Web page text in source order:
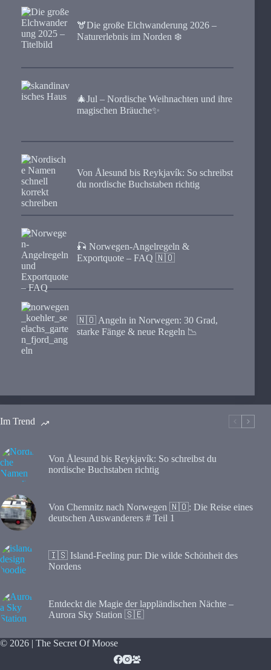
🫎​Die große Elchwanderung 2026 –
Naturerlebnis im Norden ❄️
🎄Jul – Nordische Weihnachten und ihre
magischen Bräuche✨
Von Ålesund bis Reykjavík: So schreibst
du nordische Buchstaben richtig
🎣 Norwegen-Angelregeln &
Exportquote – FAQ 🇳🇴
🇳🇴 Angeln in Norwegen: 30 Grad,
starke Fänge & neue Regeln 📉
Im Trend
Von Ålesund bis Reykjavík: So schreibst du
nordische Buchstaben richtig
Von Chemnitz nach Norwegen 🇳🇴: Die Reise eines
deutschen Auswanderers # Teil 1
🇮🇸 Island-Feeling pur: Die wilde Schönheit des
Nordens
Entdeckt die Magie der lappländischen Nächte –
Aurora Sky Station 🇸🇪
© 2026 | The Secret Of Moose